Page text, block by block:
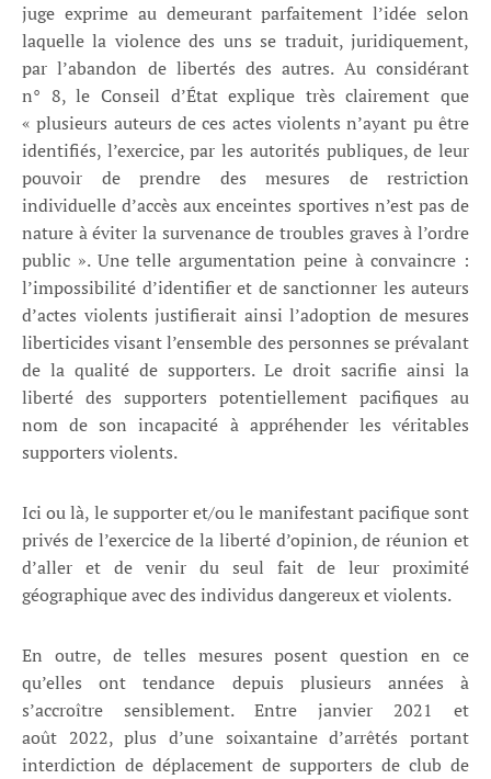
juge exprime au demeurant parfaitement l’idée selon
laquelle la violence des uns se traduit, juridiquement,
par l’abandon de libertés des autres. Au considérant
n° 8, le Conseil d’État explique très clairement que
« plusieurs auteurs de ces actes violents n’ayant pu être
identifiés, l’exercice, par les autorités publiques, de leur
pouvoir de prendre des mesures de restriction
individuelle d’accès aux enceintes sportives n’est pas de
nature à éviter la survenance de troubles graves à l’ordre
public ». Une telle argumentation peine à convaincre :
l’impossibilité d’identifier et de sanctionner les auteurs
d’actes violents justifierait ainsi l’adoption de mesures
liberticides visant l’ensemble des personnes se prévalant
de la qualité de supporters. Le droit sacrifie ainsi la
liberté des supporters potentiellement pacifiques au
nom de son incapacité à appréhender les véritables
supporters violents.
Ici ou là, le supporter et/ou le manifestant pacifique sont
privés de l’exercice de la liberté d’opinion, de réunion et
d’aller et de venir du seul fait de leur proximité
géographique avec des individus dangereux et violents.
En outre, de telles mesures posent question en ce
qu’elles ont tendance depuis plusieurs années à
s’accroître sensiblement. Entre janvier 2021 et
août 2022, plus d’une soixantaine d’arrêtés portant
interdiction de déplacement de supporters de club de